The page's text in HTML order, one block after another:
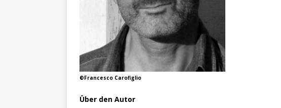
©Francesco Carofiglio
Über den Autor